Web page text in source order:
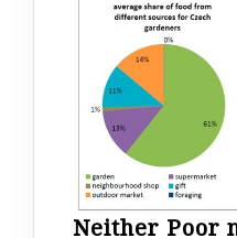
Neither Poor